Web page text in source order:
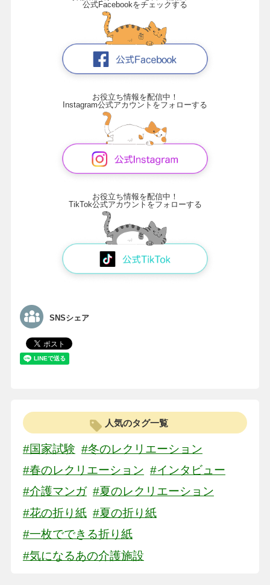
公式Facebookをチェックする
お役立ち情報を配信中！
Instagram公式アカウントをフォローする
お役立ち情報を配信中！
TikTok公式アカウントをフォローする
SNSシェア
人気のタグ一覧
#国家試験 #冬のレクリエーション
#春のレクリエーション #インタビュー
#介護マンガ #夏のレクリエーション
#花の折り紙 #夏の折り紙
#一枚でできる折り紙
#気になるあの介護施設